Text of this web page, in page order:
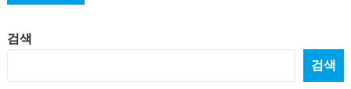
검색
검색